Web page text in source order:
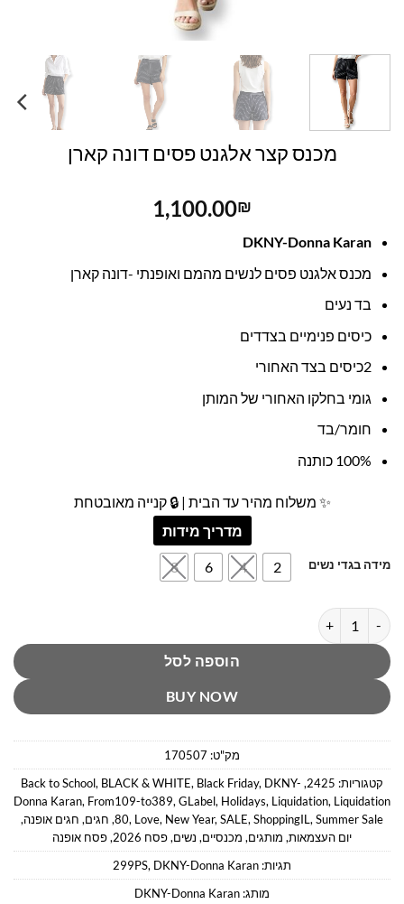
מכנס קצר אלגנט פסים דונה קארן
1,100.00₪
DKNY-Donna Karan
מכנס אלגנט פסים לנשים מהמם ואופנתי -דונה קארן
בד נעים
כיסים פנימיים בצדדים
2כיסים בצד האחורי
גומי בחלקו האחורי של המותן
חומר/בד
100% כותנה
✨ משלוח מהיר עד הבית | 🔒 קנייה מאובטחת
מדריך מידות
מידה בגדי נשים 2
4
6
8
כמות של מכנס קצר אלגנט פסים דונה קארן
הוספה לסל
BUY NOW
מק"ט: 170507
קטגוריות: 2425
,
Back to School, BLACK & WHITE, Black Friday, DKNY-
Donna Karan, From109-to389, GLabel, Holidays, Liquidation, Liquidation
80, Love, New Year, SALE, ShoppingIL, Summer Sale
, חגים, חגים אופנה,
יום העצמאות, מותגים, מכנסיים, נשים,פסח 2026 ,פסח אופנה
תגיות:
299PS, DKNY-Donna Karan
מותג: DKNY-Donna Karan